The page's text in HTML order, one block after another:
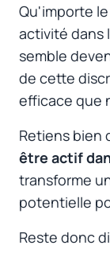
Qu'importe
activité dans
semble
de cette
efficace que
Retiens bien
être actif
transforme
potentielle
Reste donc